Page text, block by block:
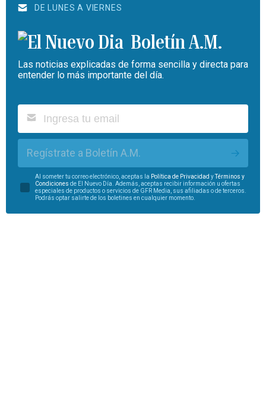
DE LUNES A VIERNES
Boletín A.M.
Las noticias explicadas de forma sencilla y directa para
entender lo más importante del día.
Regístrate a Boletín A.M.
Al someter tu correo electrónico, aceptas la Política de Privacidad yTérminos y
Condiciones de El Nuevo Día. Además, aceptas recibir información u ofertas
especiales de productos o servicios de GFR Media, sus afiliadas o de terceros.
Podrás optar salirte de los boletines en cualquier momento.